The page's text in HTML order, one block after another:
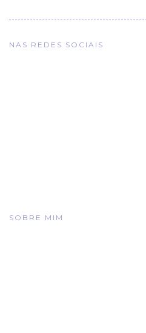
NAS REDES SOCIAIS
SOBRE MIM